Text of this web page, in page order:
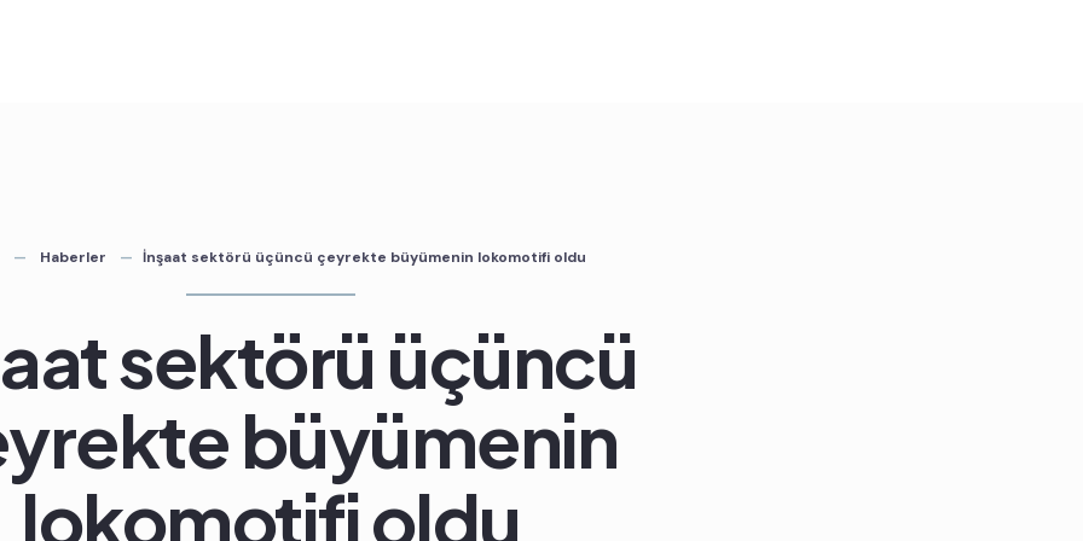
Haberler İnşaat sektörü üçüncü çeyrekte büyümenin lokomotifi oldu
sektörü üçüncü
büyümenin
lokomotifi oldu